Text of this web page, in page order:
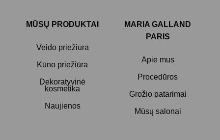
MŪSŲ PRODUKTAI
Veido priežiūra
Kūno priežiūra
Dekoratyvinė
kosmetika
Naujienos
MARIA GALLAND
PARIS
Apie mus
Procedūros
Grožio patarimai
Mūsų salonai